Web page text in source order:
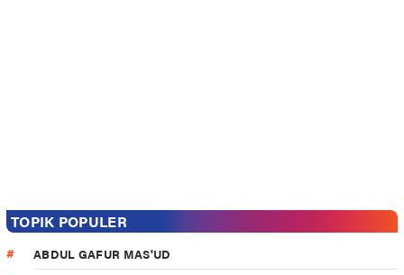
TOPIK POPULER
ABDUL GAFUR MAS'UD